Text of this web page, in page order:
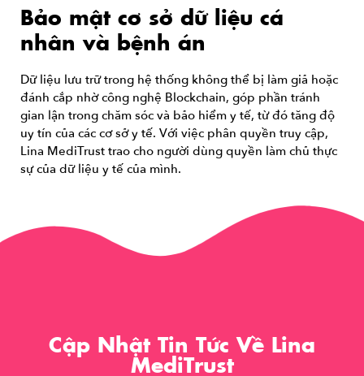
Bảo mật cơ sở dữ liệu cá
nhân và bệnh án
Dữ liệu lưu trữ trong hệ thống không thể bị làm giả hoặc
đánh cắp nhờ công nghệ Blockchain, góp phần tránh
gian lận trong chăm sóc và bảo hiểm y tế, từ đó tăng độ
uy tín của các cơ sở y tế. Với việc phân quyền truy cập,
Lina MediTrust trao cho người dùng quyền làm chủ thực
sự của dữ liệu y tế của mình.
Cập Nhật Tin Tức Về Lina
MediTrust